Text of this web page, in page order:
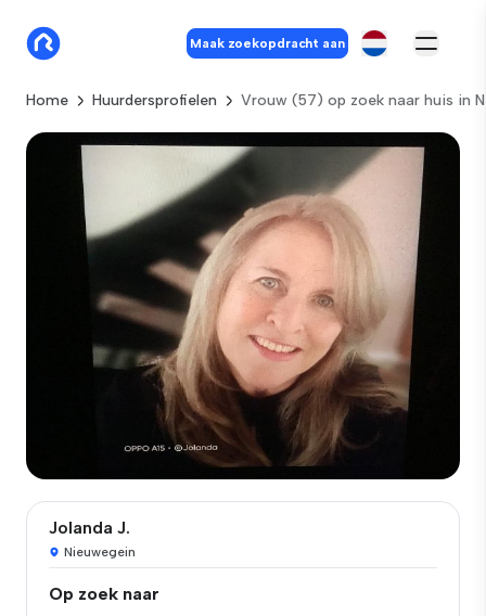
Maak zoekopdracht aan
Home Huurdersprofielen Vrouw (57) op zoek naar huis in
Jolanda J.
Nieuwegein
Op zoek naar